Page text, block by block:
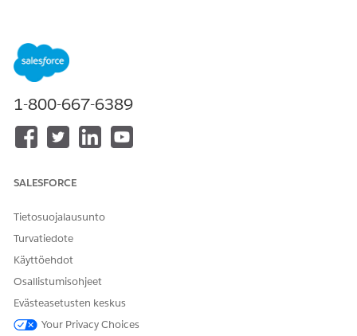
Huomautusten ottaminen
käyttöön:
Kirjoita Määritykset-valikon Pikahaku-kenttään
Huomautukset ja valitse sitten
Valitse
Ota huomautukset käyttöön
RATKAISIKO TÄMÄ ARTIKKELI ONGELMASI?
Anna palautetta, jotta voimme kehittyä!
1-800-667-6389
SALESFORCE
Tietosuojalausunto
Turvatiedote
Käyttöehdot
Osallistumisohjeet
Evästeasetusten keskus
Your Privacy Choices